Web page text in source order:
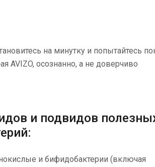
на минутку и попытайтесь
AVIZO, осознанно, а не доверчиво
и подвидов
и бифидобактерии (включая